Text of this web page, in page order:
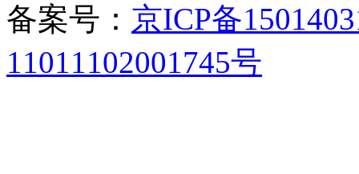
备案号： 京ICP备
11011102001745号